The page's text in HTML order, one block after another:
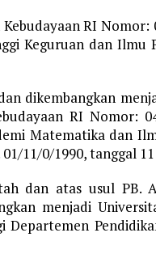
RI Nomor:
Keguruan dan Ilmu
dikembangkan
RI Nomor:
Matematika dan
11/0/1990, tanggal
dan atas usul PB.
menjadi